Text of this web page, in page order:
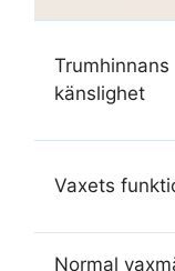
Trumhinnans
känslighet
Vaxets
Normal